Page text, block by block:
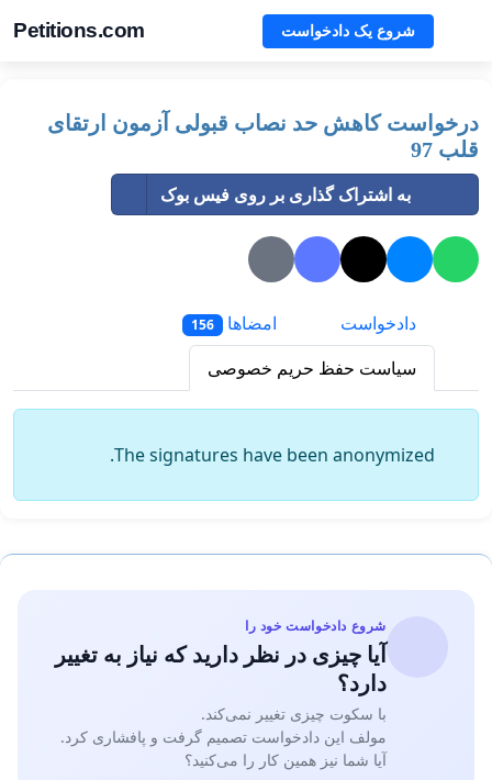
Petitions.com شروع یک دادخواست
درخواست کاهش حد نصاب قبولی آزمون ارتقای
قلب 97
به اشتراک گذاری بر روی فیس بوک
دادخواست امضاها 156
سیاست حفظ حریم خصوصی
The signatures have been anonymized.
شروع دادخواست خود را
آیا چیزی در نظر دارید که نیاز به تغییر
دارد؟
با سکوت چیزی تغییر نمی‌کند.
مولف این دادخواست تصمیم گرفت و پافشاری کرد.
آیا شما نیز همین کار را می‌کنید؟